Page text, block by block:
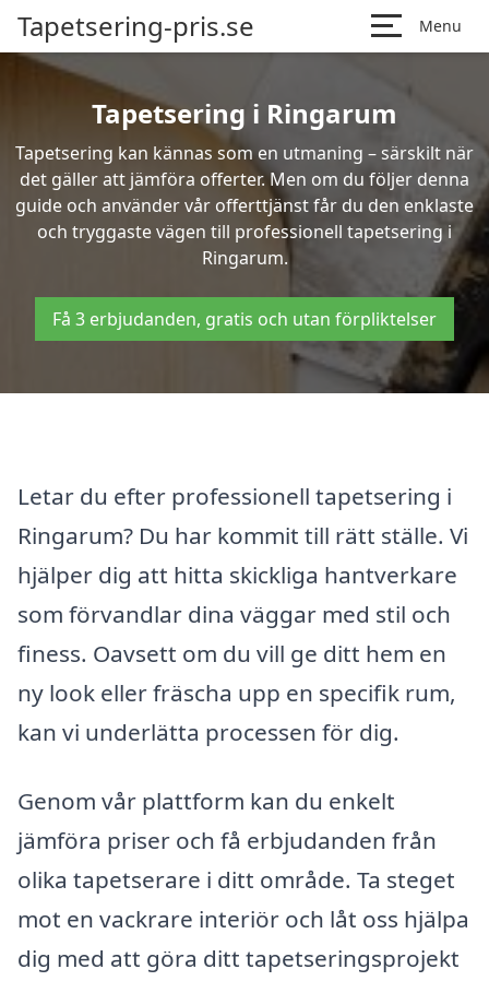
Tapetsering-pris.se Menu
Tapetsering i Ringarum
Tapetsering kan kännas som en utmaning – särskilt när
det gäller att jämföra offerter. Men om du följer denna
guide och använder vår offerttjänst får du den enklaste
och tryggaste vägen till professionell tapetsering i
Ringarum.
Få 3 erbjudanden, gratis och utan förpliktelser
Letar du efter professionell tapetsering i
Ringarum? Du har kommit till rätt ställe. Vi
hjälper dig att hitta skickliga hantverkare
som förvandlar dina väggar med stil och
finess. Oavsett om du vill ge ditt hem en
ny look eller fräscha upp en specifik rum,
kan vi underlätta processen för dig.
Genom vår plattform kan du enkelt
jämföra priser och få erbjudanden från
olika tapetserare i ditt område. Ta steget
mot en vackrare interiör och låt oss hjälpa
dig med att göra ditt tapetseringsprojekt